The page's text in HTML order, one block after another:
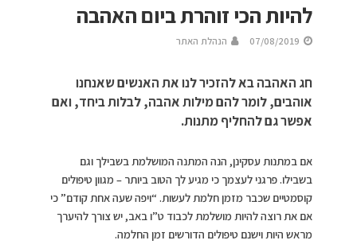
להיות הכי זוהרת ביום האהבה
07/08/2019 הנהלת האתר
חג האהבה בא להזכיר לנו את האנשים שאנחנו
אוהבים, לומר להם מילות אהבה, לבלות ביחד, ואם
אפשר גם להחליף מתנות.
אם במתנות עסקינן, הנה המתנה המושלמת בשבילך וגם
בשבילו. פרגני לעצמך כי מגיע לך הטוב ביותר – מגוון טיפולים
קוסמטיים שכבר מזמן חלמת לעשות. “ויפה שעה אחת קודם” כי
אם את רוצה להיות מושלמת לכבוד ט”ו באב, יש צורך להיערך
מראש היות וישנם טיפולים הדורשים זמן החלמה.